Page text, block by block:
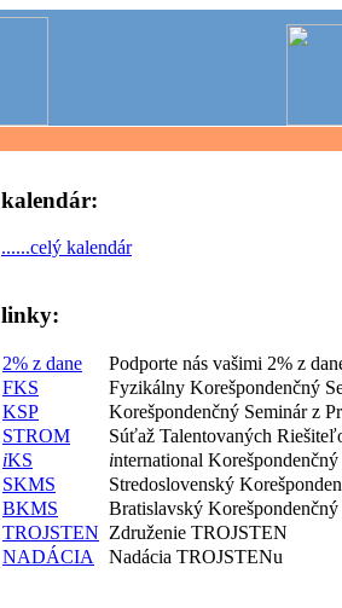
kalendár:
......celý kalendár
linky:
2% z dane
Podporte nás vašimi 2% z
FKS
Fyzikálny Korešpondenčný
KSP
Korešpondenčný Seminár z
STROM
Súťaž Talentovaných
iKS international Korešpondenčný
SKMS
Stredoslovenský
BKMS
Bratislavský
TROJSTEN Združenie TROJSTEN
NADÁCIA
Nadácia TROJSTENu